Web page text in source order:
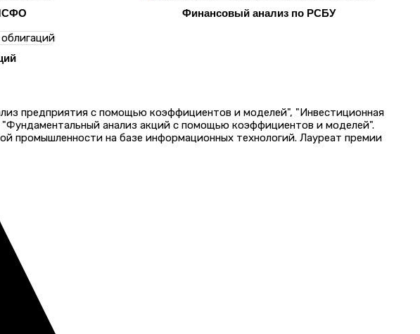
Финансовый анализ по РСБУ
предприятия с помощью коэффициентов и моделей", "Инвестиционная
анализ акций с помощью коэффициентов и моделей".
промышленности на базе информационных технологий. Лауреат премии